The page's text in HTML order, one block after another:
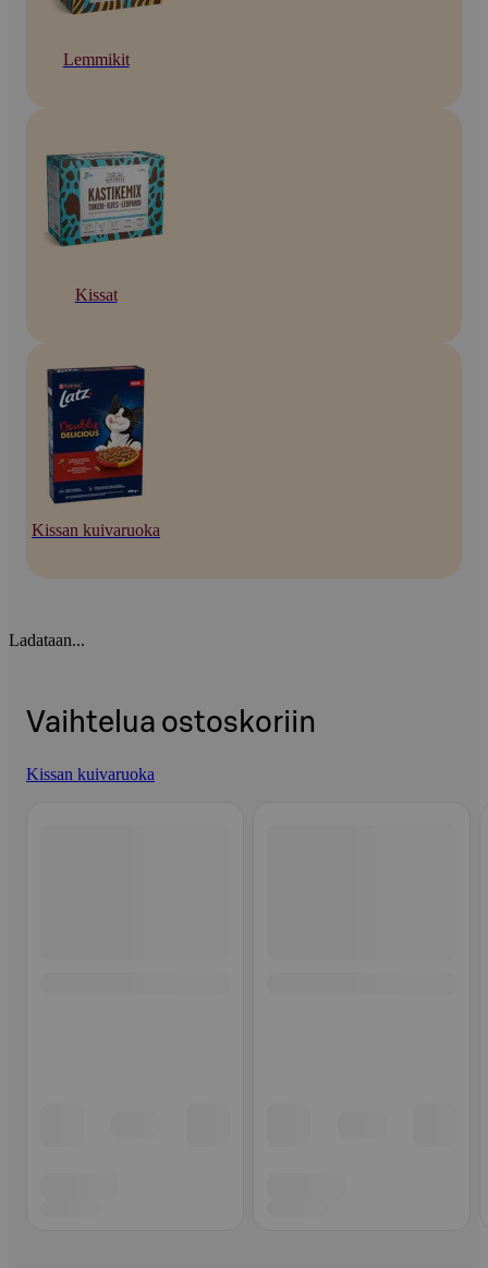
Lemmikit
Kissat
Kissan kuivaruoka
Ladataan...
Vaihtelua ostoskoriin
Kissan kuivaruoka